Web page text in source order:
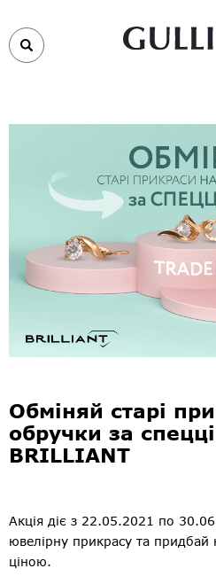
Обміняй старі
обручки за
BRILLIANT
Акція діє з 22.05.2021 по
ювелірну прикрасу та придбай
ціною.